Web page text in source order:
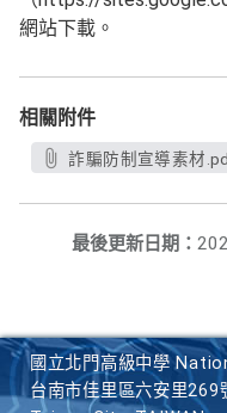
網站下載。
相關附件
詐騙防制宣導素材
最後更新日期：
國立北門高級中學
台南市佳里區六安里